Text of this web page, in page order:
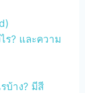
ร? และความ
บ้าง? มีสี